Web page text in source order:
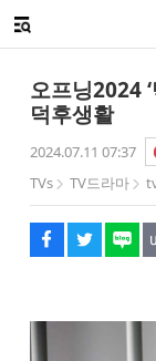
메뉴 열기
오프닝2024
덕후생활
2024.07.11 07:37
TVs
TV드라마
페이스북
트위터
네이버
URL복사
글씨 작게보기
글씨 크게보기
해시태그